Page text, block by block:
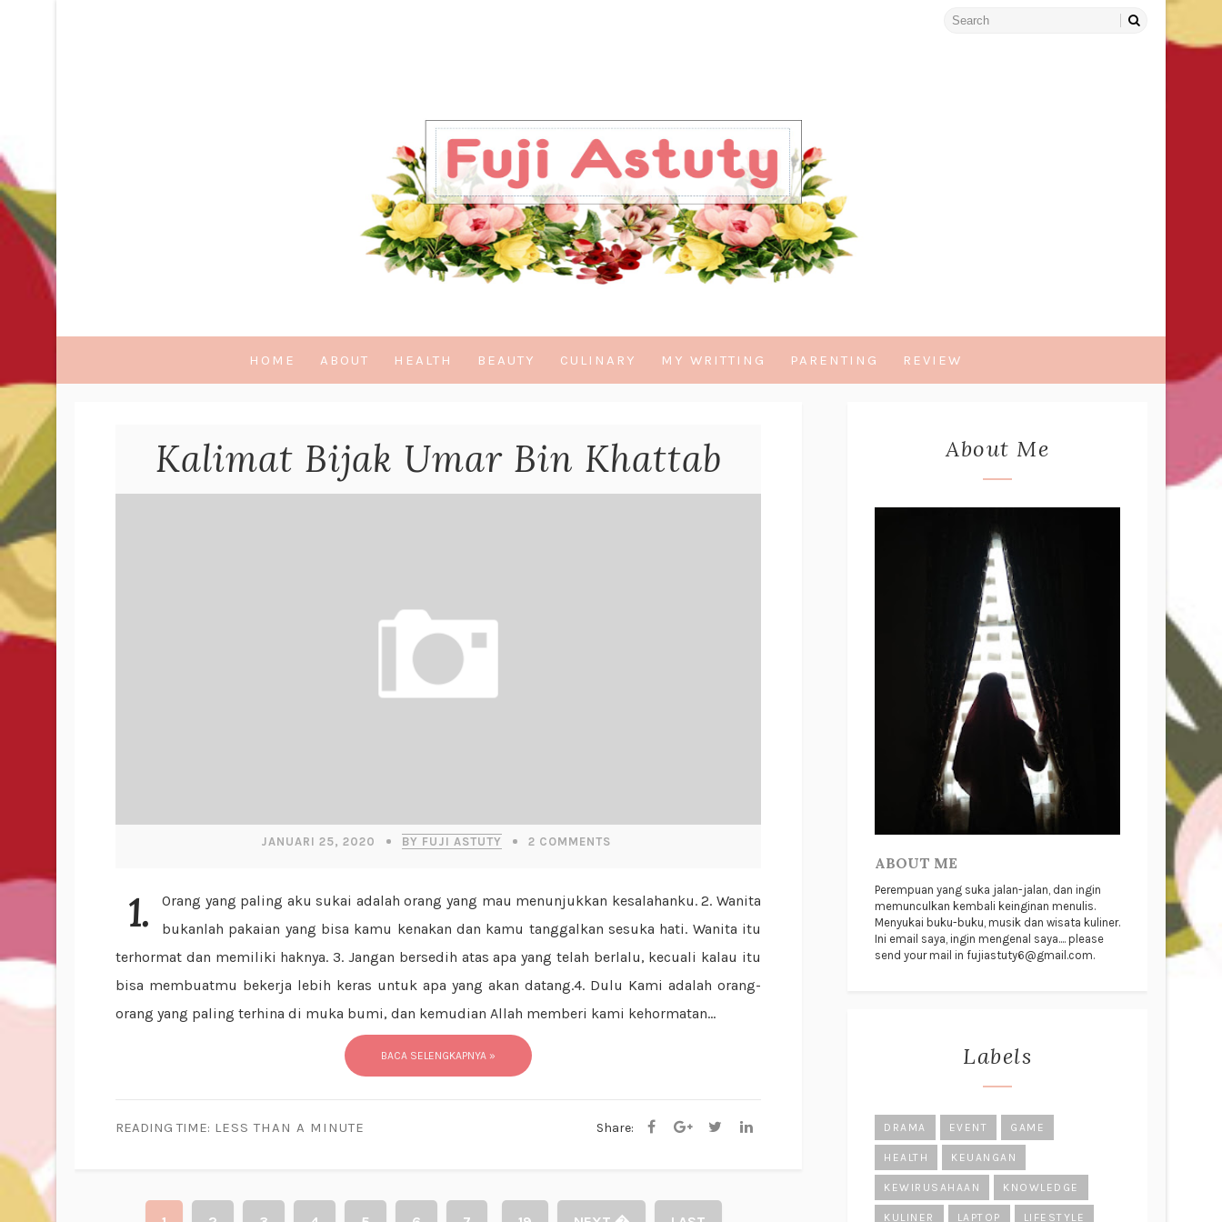
HOME ABOUT HEALTH BEAUTY CULINARY MY WRITTING PARENTING REVIEW
Kalimat Bijak Umar Bin Khattab
JANUARI 25, 2020 BY FUJI ASTUTY 2 COMMENTS
1. Orang yang paling aku sukai adalah orang yang mau menunjukkan kesalahanku. 2. Wanita
bukanlah pakaian yang bisa kamu kenakan dan kamu tanggalkan sesuka hati. Wanita itu
terhormat dan memiliki haknya. 3. Jangan bersedih atas apa yang telah berlalu, kecuali kalau itu
bisa membuatmu bekerja lebih keras untuk apa yang akan datang.4. Dulu Kami adalah orang-
orang yang paling terhina di muka bumi, dan kemudian Allah memberi kami kehormatan...
BACA SELENGKAPNYA »
READING TIME: LESS THAN A MINUTE Share:
About Me
ABOUT ME
Perempuan yang suka jalan-jalan, dan ingin
memunculkan kembali keinginan menulis.
Menyukai buku-buku, musik dan wisata kuliner.
Ini email saya, ingin mengenal saya.... please
send your mail in fujiastuty6@gmail.com.
Labels
DRAMA EVENT GAME
HEALTH KEUANGAN
KEWIRUSAHAAN KNOWLEDGE
KULINER LAPTOP LIFESTYLE